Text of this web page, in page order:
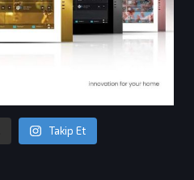
Takip Et